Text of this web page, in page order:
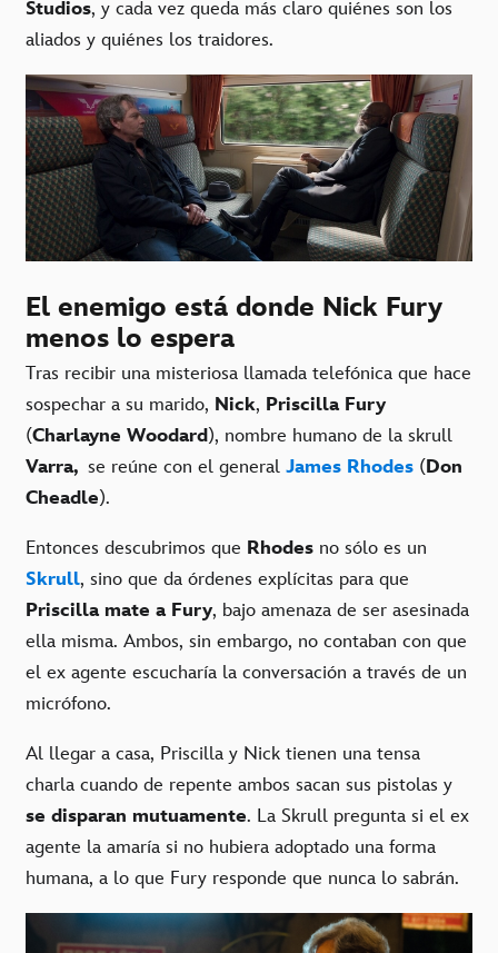
Studios, y cada vez queda más claro quiénes son los
aliados y quiénes los traidores.
El enemigo está donde Nick Fury
menos lo espera
Tras recibir una misteriosa llamada telefónica que hace
sospechar a su marido, Nick, Priscilla Fury
(Charlayne Woodard), nombre humano de la skrull
Varra, se reúne con el general James Rhodes (Don
Cheadle).
Entonces descubrimos que Rhodes no sólo es un
Skrull, sino que da órdenes explícitas para que
Priscilla mate a Fury, bajo amenaza de ser asesinada
ella misma. Ambos, sin embargo, no contaban con que
el ex agente escucharía la conversación a través de un
micrófono.
Al llegar a casa, Priscilla y Nick tienen una tensa
charla cuando de repente ambos sacan sus pistolas y
se disparan mutuamente. La Skrull pregunta si el ex
agente la amaría si no hubiera adoptado una forma
humana, a lo que Fury responde que nunca lo sabrán.